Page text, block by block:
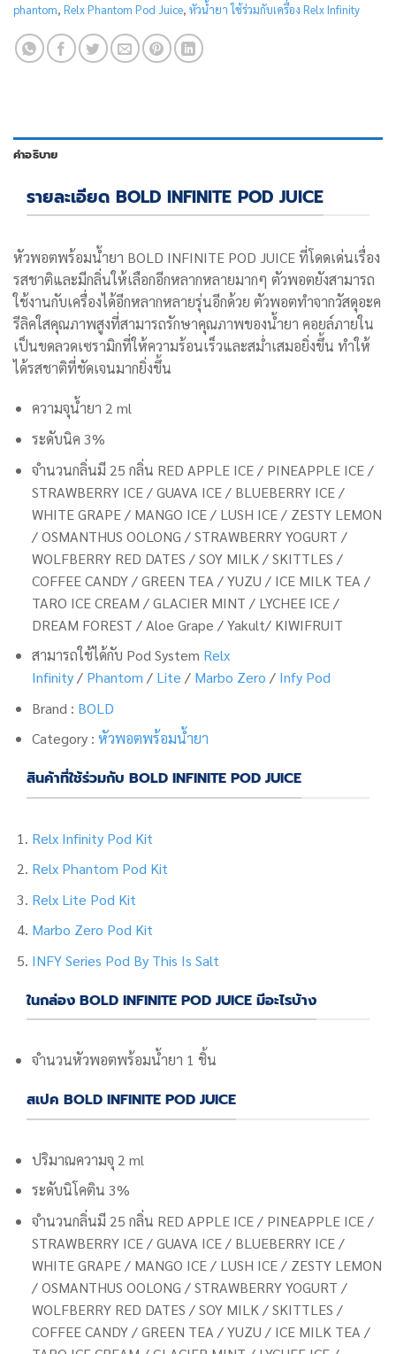
phantom, Relx Phantom Pod Juice, หัวน้ำยา ใช้ร่วมกับเครื่อง Relx Infinity
คำอธิบาย
รายละเอียด BOLD INFINITE POD JUICE
หัวพอตพร้อมน้ำยา BOLD INFINITE POD JUICEที่โดดเด่นเรื่อง
รสชาติและมีกลิ่นให้เลือกอีกหลากหลายมากๆ ตัวพอตยังสามารถ
ใช้งานกับเครื่องได้อีกหลากหลายรุ่นอีกด้วย ตัวพอตทำจากวัสดุอะค
รีลิคใสคุณภาพสูงที่สามารถรักษาคุณภาพของน้ำยา คอยล์ภายใน
เป็นขดลวดเซรามิกที่ให้ความร้อนเร็วและสม่ำเสมอยิ่งขึ้น ทำให้
ได้รสชาติที่ชัดเจนมากยิ่งขึ้น
ความจุน้ำยา 2 ml
ระดับนิค 3%
จำนวนกลิ่นมี 25 กลิ่น RED APPLE ICE / PINEAPPLE ICE /
STRAWBERRY ICE / GUAVA ICE / BLUEBERRY ICE /
WHITE GRAPE / MANGO ICE / LUSH ICE / ZESTY LEMON
/ OSMANTHUS OOLONG / STRAWBERRY YOGURT /
WOLFBERRY RED DATES / SOY MILK / SKITTLES /
COFFEE CANDY / GREEN TEA / YUZU / ICE MILK TEA /
TARO ICE CREAM / GLACIER MINT / LYCHEE ICE /
DREAM FOREST / Aloe Grape /Yakult/ KIWIFRUIT
สามารถใช้ได้กับ Pod System Relx
Infinity/ Phantom / Lite / Marbo Zero / Infy Pod
Brand : BOLD
Category : หัวพอตพร้อมน้ำยา
สินค้าที่ใช้ร่วมกับ BOLD INFINITE POD JUICE
Relx Infinity Pod Kit
Relx Phantom Pod Kit
Relx Lite Pod Kit
Marbo Zero Pod Kit
INFY Series Pod By This Is Salt
ในกล่อง BOLD INFINITE POD JUICE มีอะไรบ้าง
จำนวนหัวพอตพร้อมน้ำยา 1 ชิ้น
สเปค BOLD INFINITE POD JUICE
ปริมาณความจุ 2 ml
ระดับนิโคติน 3%
จำนวนกลิ่นมี 25 กลิ่น RED APPLE ICE / PINEAPPLE ICE /
STRAWBERRY ICE / GUAVA ICE / BLUEBERRY ICE /
WHITE GRAPE / MANGO ICE / LUSH ICE / ZESTY LEMON
/ OSMANTHUS OOLONG / STRAWBERRY YOGURT /
WOLFBERRY RED DATES / SOY MILK / SKITTLES /
COFFEE CANDY / GREEN TEA / YUZU / ICE MILK TEA /